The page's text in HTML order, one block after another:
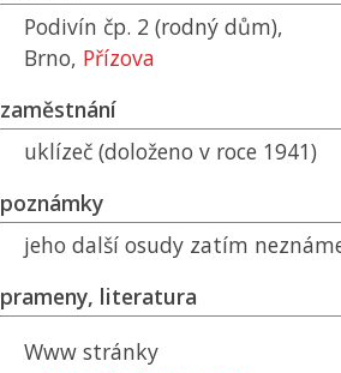
Podivín čp. 2 (rodný dům),
Brno, Přízova
zaměstnání
uklízeč (doloženo v roce 1941)
poznámky
jeho další osudy zatím
prameny, literatura
Www stránky